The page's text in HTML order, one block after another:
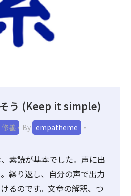
う (Keep it simple)
修養 By empatheme
、素読が基本でした。声に出
繰り返し、自分の声で出力
るのです。文章の解釈、つ